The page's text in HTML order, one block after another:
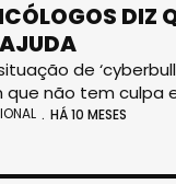
DIZ
de
não tem culpa
HÁ 10 MESES